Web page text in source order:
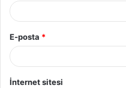
E-posta *
İnternet sitesi